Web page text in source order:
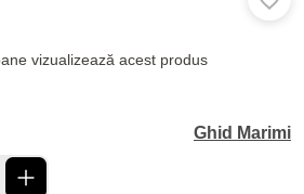
vizualizează acest produs
Ghid Marimi